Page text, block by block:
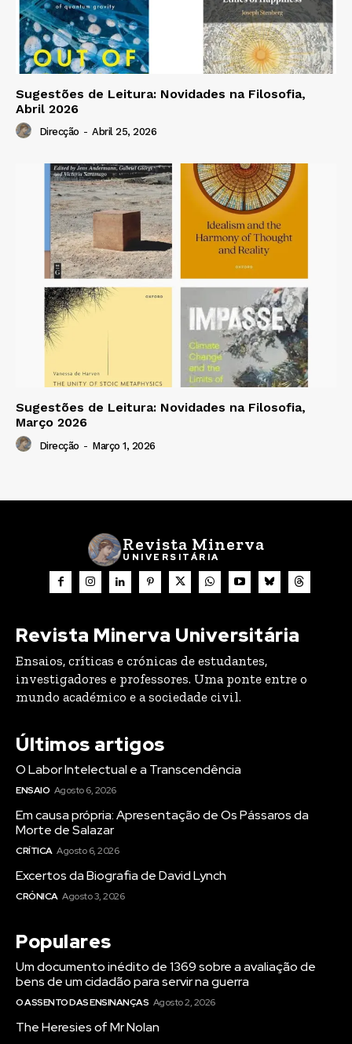
Sugestões de Leitura: Novidades na Filosofia,
Abril 2026
Direcção - Abril 25, 2026
Sugestões de Leitura: Novidades na Filosofia,
Março 2026
Direcção - Março 1, 2026
Revista Minerva
UNIVERSITÁRIA
Revista Minerva Universitária
Ensaios, críticas e crónicas de estudantes,
investigadores e professores. Uma ponte entre o
mundo académico e a sociedade civil.
Últimos artigos
O Labor Intelectual e a Transcendência
ENSAIO Agosto 6, 2026
Em causa própria: Apresentação de Os Pássaros da
Morte de Salazar
CRÍTICA Agosto 6, 2026
Excertos da Biografia de David Lynch
CRÓNICA Agosto 3, 2026
Populares
Um documento inédito de 1369 sobre a avaliação de
bens de um cidadão para servir na guerra
O ASSENTO DAS ENSINANÇAS Agosto 2, 2026
The Heresies of Mr Nolan